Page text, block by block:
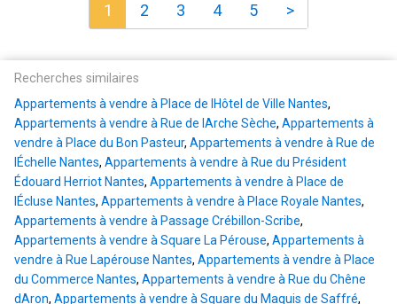
1 2 3 4 5 >
Recherches similaires
Appartements à vendre à Place de lHôtel de Ville Nantes,
Appartements à vendre à Rue de lArche Sèche, Appartements à
vendre à Place du Bon Pasteur, Appartements à vendre à Rue de
lÉchelle Nantes, Appartements à vendre à Rue du Président
Édouard Herriot Nantes, Appartements à vendre à Place de
lÉcluse Nantes, Appartements à vendre à Place Royale Nantes,
Appartements à vendre à Passage Crébillon-Scribe,
Appartements à vendre à Square La Pérouse, Appartements à
vendre à Rue Lapérouse Nantes, Appartements à vendre à Place
du Commerce Nantes, Appartements à vendre à Rue du Chêne
dAron, Appartements à vendre à Square du Maquis de Saffré,